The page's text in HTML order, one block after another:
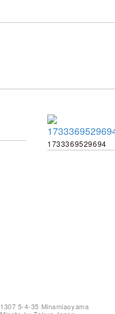
1733369529694
1307 5-4-35 Minamiaoyama